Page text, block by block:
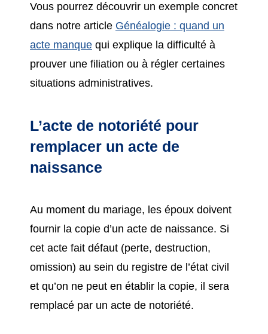
Vous pourrez découvrir un exemple concret
dans notre article Généalogie : quand un
acte manque qui explique la difficulté à
prouver une filiation ou à régler certaines
situations administratives.
L’acte de notoriété pour
remplacer un acte de
naissance
Au moment du mariage, les époux doivent
fournir la copie d’un acte de naissance. Si
cet acte fait défaut (perte, destruction,
omission) au sein du registre de l’état civil
et qu’on ne peut en établir la copie, il sera
remplacé par un acte de notoriété.